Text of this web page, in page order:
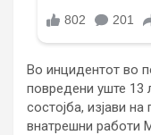
Во инцидентот во
повредени уште 13
состојба, изјави
внатрешни работи